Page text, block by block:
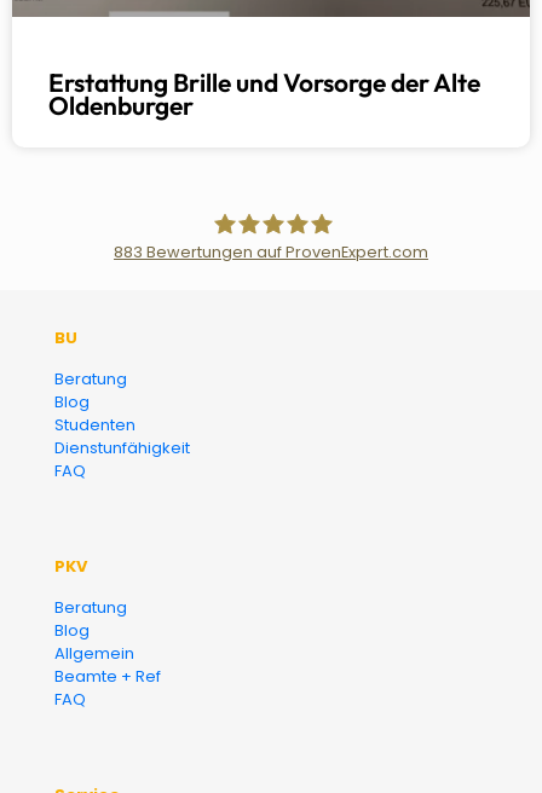
Erstattung Brille und Vorsorge der Alte
Oldenburger
883 Bewertungen auf ProvenExpert.com
BU
Beratung
Blog
Studenten
Dienstunfähigkeit
FAQ
PKV
Beratung
Blog
Allgemein
Beamte + Ref
FAQ